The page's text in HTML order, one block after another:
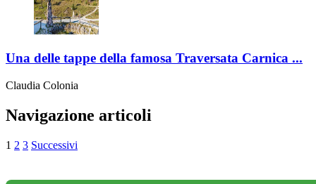
Una delle tappe della famosa Traversata Carnica ...
Claudia Colonia
Navigazione articoli
1 2 3 Successivi